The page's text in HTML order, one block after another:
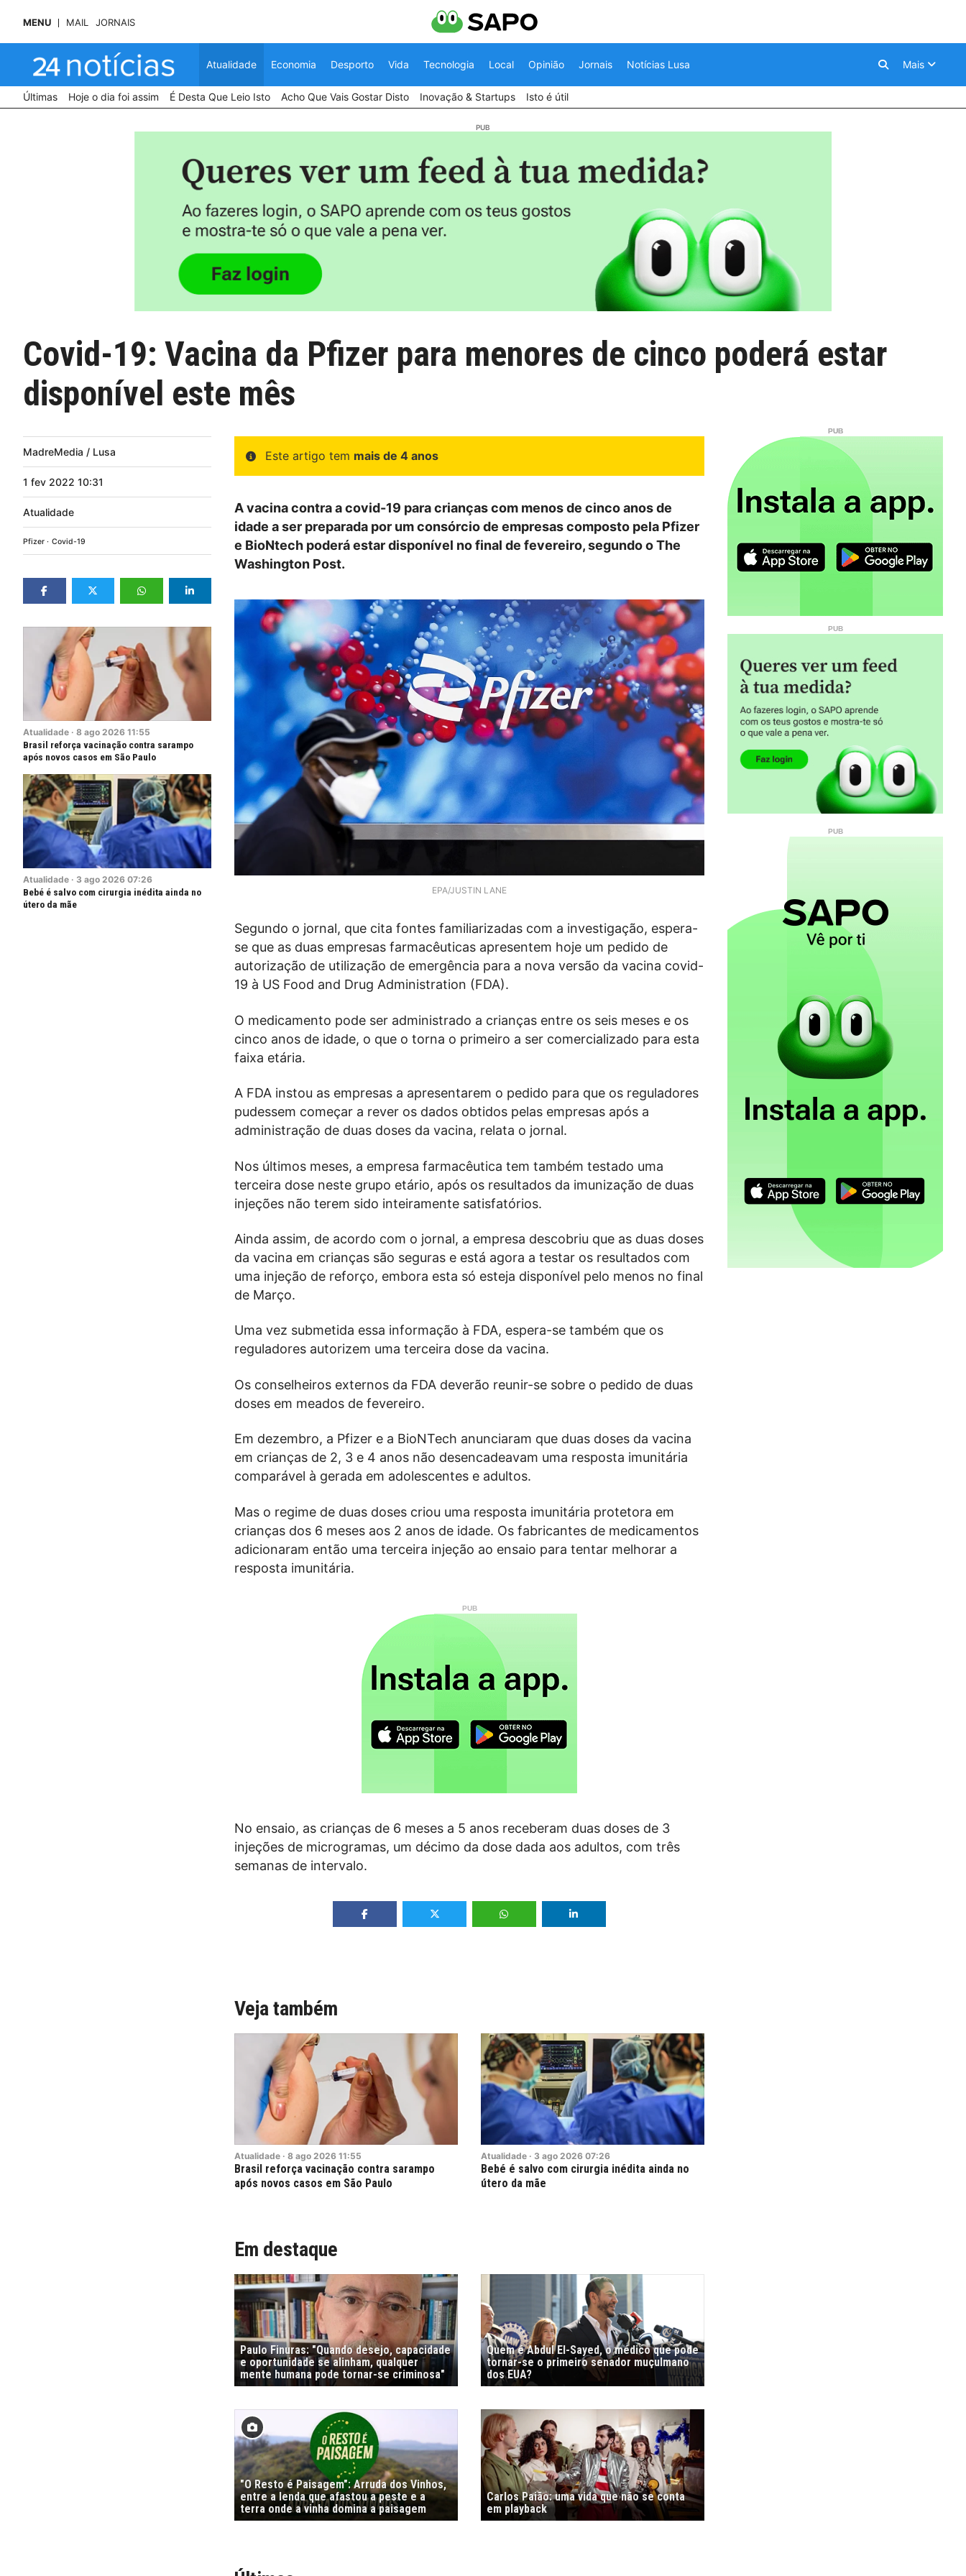
MENU MAIL JORNAIS
Atualidade Economia Desporto Vida Tecnologia Local Opinião Jornais Notícias Lusa Mais
Últimas Hoje o dia foi assim É Desta Que Leio Isto Acho Que Vais Gostar Disto Inovação & Startups Isto é útil
Covid-19: Vacina da Pfizer para menores de cinco poderá estar
disponível este mês
MadreMedia / Lusa
1 fev 2022 10:31
Atualidade
Pfizer Covid-19
Atualidade · 8 ago 2026 11:55
Brasil reforça vacinação contra sarampo
após novos casos em São Paulo
Atualidade · 3 ago 2026 07:26
Bebé é salvo com cirurgia inédita ainda no
útero da mãe
Este artigo tem mais de 4 anos
A vacina contra a covid-19 para crianças com menos de cinco anos de
idade a ser preparada por um consórcio de empresas composto pela Pfizer
e BioNtech poderá estar disponível no final de fevereiro, segundo o The
Washington Post.
EPA/JUSTIN LANE
Segundo o jornal, que cita fontes familiarizadas com a investigação, espera-
se que as duas empresas farmacêuticas apresentem hoje um pedido de
autorização de utilização de emergência para a nova versão da vacina covid-
19 à US Food and Drug Administration (FDA).
O medicamento pode ser administrado a crianças entre os seis meses e os
cinco anos de idade, o que o torna o primeiro a ser comercializado para esta
faixa etária.
A FDA instou as empresas a apresentarem o pedido para que os reguladores
pudessem começar a rever os dados obtidos pelas empresas após a
administração de duas doses da vacina, relata o jornal.
Nos últimos meses, a empresa farmacêutica tem também testado uma
terceira dose neste grupo etário, após os resultados da imunização de duas
injeções não terem sido inteiramente satisfatórios.
Ainda assim, de acordo com o jornal, a empresa descobriu que as duas doses
da vacina em crianças são seguras e está agora a testar os resultados com
uma injeção de reforço, embora esta só esteja disponível pelo menos no final
de Março.
Uma vez submetida essa informação à FDA, espera-se também que os
reguladores autorizem uma terceira dose da vacina.
Os conselheiros externos da FDA deverão reunir-se sobre o pedido de duas
doses em meados de fevereiro.
Em dezembro, a Pfizer e a BioNTech anunciaram que duas doses da vacina
em crianças de 2, 3 e 4 anos não desencadeavam uma resposta imunitária
comparável à gerada em adolescentes e adultos.
Mas o regime de duas doses criou uma resposta imunitária protetora em
crianças dos 6 meses aos 2 anos de idade. Os fabricantes de medicamentos
adicionaram então uma terceira injeção ao ensaio para tentar melhorar a
resposta imunitária.
No ensaio, as crianças de 6 meses a 5 anos receberam duas doses de 3
injeções de microgramas, um décimo da dose dada aos adultos, com três
semanas de intervalo.
Veja também
Atualidade · 8 ago 2026 11:55
Brasil reforça vacinação contra sarampo
após novos casos em São Paulo
Atualidade · 3 ago 2026 07:26
Bebé é salvo com cirurgia inédita ainda no
útero da mãe
Em destaque
Paulo Finuras: "Quando desejo, capacidade
e oportunidade se alinham, qualquer
mente humana pode tornar-se criminosa"
Quem é Abdul El-Sayed, o médico que pode
tornar-se o primeiro senador muçulmano
dos EUA?
"O Resto é Paisagem": Arruda dos Vinhos,
entre a lenda que afastou a peste e a
terra onde a vinha domina a paisagem
Carlos Paião: uma vida que não se conta
em playback